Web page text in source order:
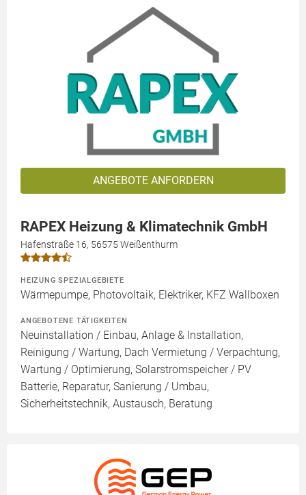
ANGEBOTE ANFORDERN
RAPEX Heizung & Klimatechnik GmbH
Hafenstraße 16, 56575 Weißenthurm
HEIZUNG SPEZIALGEBIETE
Wärmepumpe, Photovoltaik, Elektriker, KFZ Wallboxen
ANGEBOTENE TÄTIGKEITEN
Neuinstallation / Einbau, Anlage & Installation,
Reinigung / Wartung, Dach Vermietung / Verpachtung,
Wartung / Optimierung, Solarstromspeicher / PV
Batterie, Reparatur, Sanierung / Umbau,
Sicherheitstechnik, Austausch, Beratung